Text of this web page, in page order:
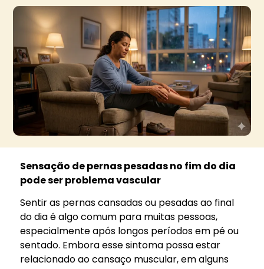
Sensação de pernas pesadas no fim do dia
pode ser problema vascular
Sentir as pernas cansadas ou pesadas ao final
do dia é algo comum para muitas pessoas,
especialmente após longos períodos em pé ou
sentado. Embora esse sintoma possa estar
relacionado ao cansaço muscular, em alguns